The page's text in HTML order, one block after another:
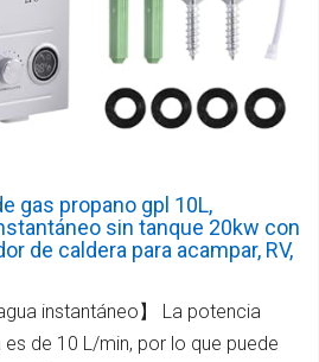
gas propano gpl 10L,
sin tanque 20kw con
de caldera para acampar, RV,
instantáneo】 La potencia
de 10 L/min, por lo que puede